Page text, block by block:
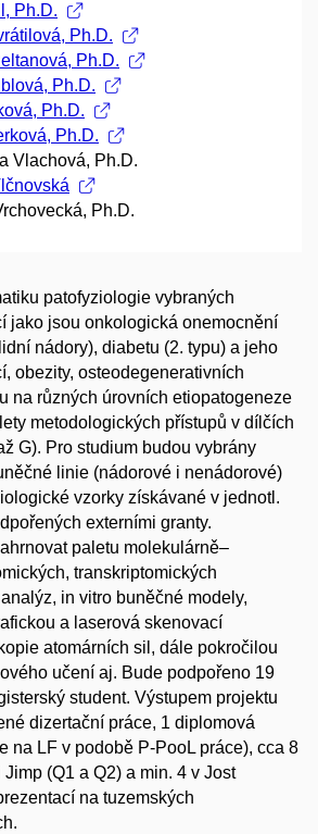
Ph.D.
Ph.D.
Ph.D.
Ph.D.
Ph.D.
Ph.D.
Vlachová, Ph.D.
Ph.D.
patofyziologie vybraných
jako jsou onkologická onemocnění
nádory), diabetu (2. typu) a jeho
obezity, osteodegenerativních
na různých úrovních etiopatogeneze
metodologických přístupů v dílčích
G). Pro studium budou vybrány
linie (nádorové i nenádorové)
vzorky získávané v jednotl.
externími granty.
paletu molekulárně–
transkriptomických
in vitro buněčné modely,
a laserová skenovací
atomárních sil, dále pokročilou
učení aj. Bude podpořeno 19
student. Výstupem projektu
dizertační práce, 1 diplomová
na LF v podobě P-PooL práce), cca 8
(Q1 a Q2) a min. 4 v Jost
na tuzemských